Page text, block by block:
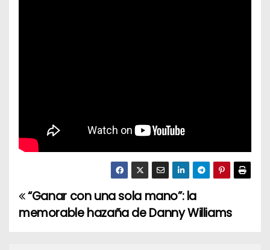
N“Ganar con una sola mano”: la
memorable hazaña de Danny Williams